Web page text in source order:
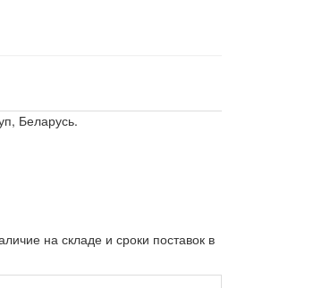
Беларусь.
на складе и сроки поставок в